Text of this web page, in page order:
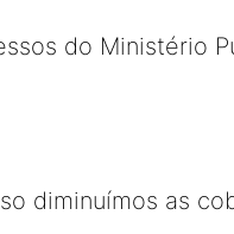
do Ministério
diminuímos as